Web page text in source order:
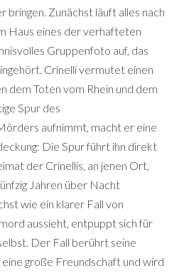
Zunächst läuft alles nach
Haus eines der verhafteten
Gruppenfoto auf, das
Crinelli vermutet einen
dem Toten vom Rhein und dem
Spur des
aufnimmt, macht er eine
Die Spur führt ihn direkt
der Crinellis, an jenen Ort,
Jahren über Nacht
wie ein klarer Fall von
aussieht, entpuppt sich für
Der Fall berührt seine
große Freundschaft und wird